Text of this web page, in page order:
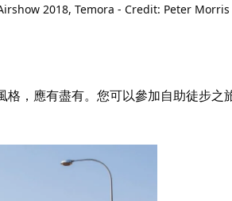
2018, Temora - Credit: Peter Morris
，應有盡有。您可以參加自助徒步之